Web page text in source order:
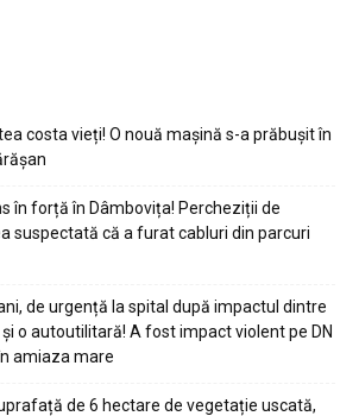
costa vieți! O nouă mașină s-a prăbușit în
în forță în Dâmbovița! Percheziții de
suspectată că a furat cabluri din parcuri
de urgență la spital după impactul dintre
o autoutilitară! A fost impact violent pe DN
amiaza mare
de 6 hectare de vegetație uscată,